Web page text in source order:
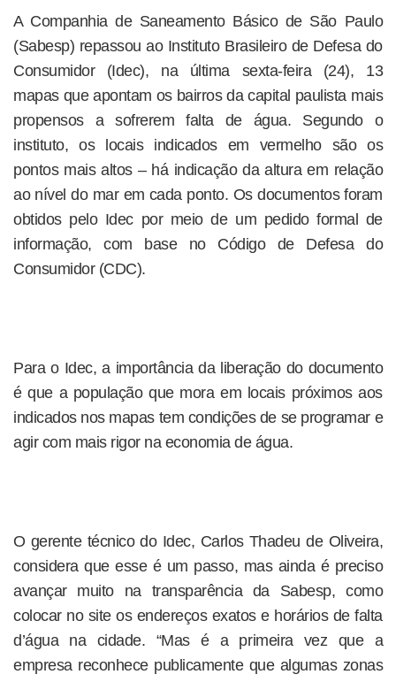
A Companhia de Saneamento Básico de São Paulo
(Sabesp) repassou ao Instituto Brasileiro de Defesa do
Consumidor (Idec), na última sexta-feira (24), 13
mapas que apontam os bairros da capital paulista mais
propensos a sofrerem falta de água. Segundo o
instituto, os locais indicados em vermelho são os
pontos mais altos – há indicação da altura em relação
ao nível do mar em cada ponto. Os documentos foram
obtidos pelo Idec por meio de um pedido formal de
informação, com base no Código de Defesa do
Consumidor (CDC).
Para o Idec, a importância da liberação do documento
é que a população que mora em locais próximos aos
indicados nos mapas tem condições de se programar e
agir com mais rigor na economia de água.
O gerente técnico do Idec, Carlos Thadeu de Oliveira,
considera que esse é um passo, mas ainda é preciso
avançar muito na transparência da Sabesp, como
colocar no site os endereços exatos e horários de falta
d’água na cidade. “Mas é a primeira vez que a
empresa reconhece publicamente que algumas zonas